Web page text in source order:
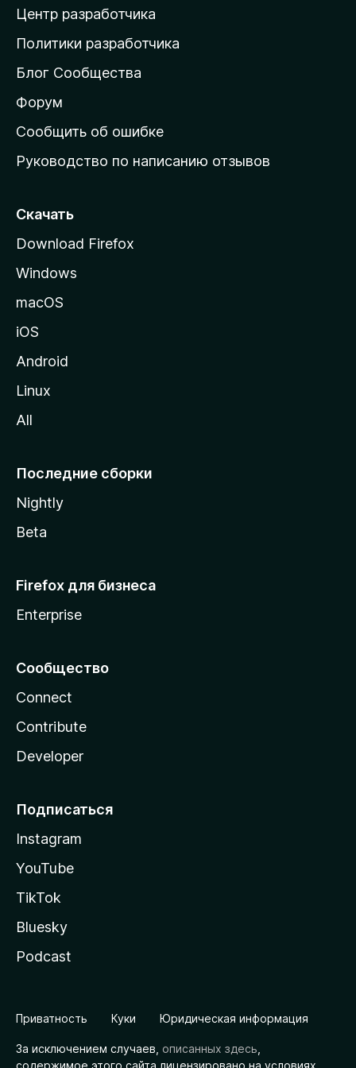
д
о
а
ш
н
ю
т
а
н
у
M
i
l
Центр разработчика
Политики разработчика
Блог Сообщества
Форум
Сообщить об ошибке
Руководство по написанию отзывов
Скачать
Download Firefox
Windows
macOS
iOS
Android
Linux
All
Последние сборки
Nightly
Beta
Firefox для бизнеса
Enterprise
Сообщество
Connect
Contribute
Developer
Подписаться
Instagram
YouTube
TikTok
Bluesky
Podcast
Приватность Куки Юридическая информация
За исключением случаев, описанных здесь
содержимое этого сайта лицензировано на условиях